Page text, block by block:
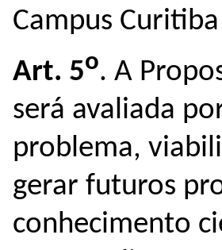
Campus Curitiba
Art. 5o. A
será avaliada
problema,
gerar futuros
conhecimento